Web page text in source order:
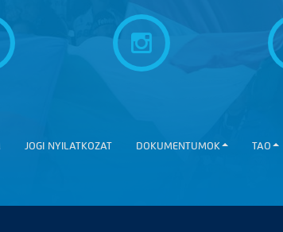
JOGI NYILATKOZAT DOKUMENTUMOK TAO